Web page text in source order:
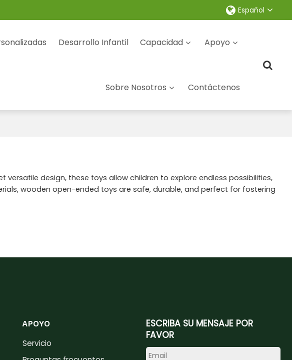
Español
Desarrollo Infantil Capacidad Apoyo
Sobre Nosotros Contáctenos
design, these toys allow children to explore endless possibilities,
wooden open-ended toys are safe, durable, and perfect for fostering
APOYO
Servicio
ESCRIBA SU MENSAJE POR
FAVOR